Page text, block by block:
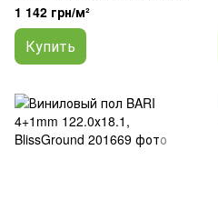
1 142 грн/м²
Купить